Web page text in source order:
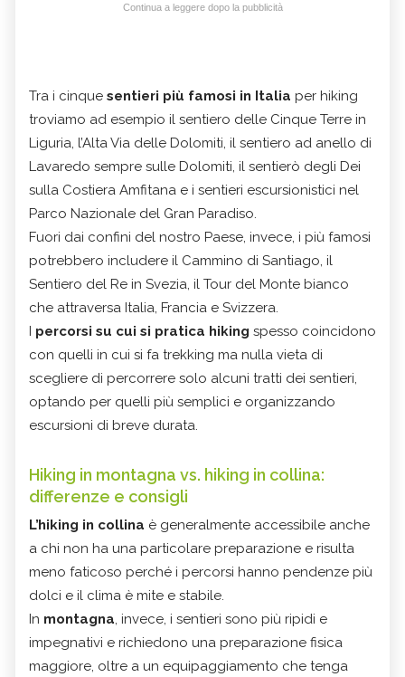
Continua a leggere dopo la pubblicità
Tra i cinque sentieri più famosi in Italia per hiking
troviamo ad esempio il sentiero delle Cinque Terre in
Liguria, l’Alta Via delle Dolomiti, il sentiero ad anello di
Lavaredo sempre sulle Dolomiti, il sentierò degli Dei
sulla Costiera Amfitana e i sentieri escursionistici nel
Parco Nazionale del Gran Paradiso.
Fuori dai confini del nostro Paese, invece, i più famosi
potrebbero includere il Cammino di Santiago, il
Sentiero del Re in Svezia, il Tour del Monte bianco
che attraversa Italia, Francia e Svizzera.
I percorsi su cui si pratica hiking spesso coincidono
con quelli in cui si fa trekking ma nulla vieta di
scegliere di percorrere solo alcuni tratti dei sentieri,
optando per quelli più semplici e organizzando
escursioni di breve durata.
Hiking in montagna vs. hiking in collina:
differenze e consigli
L’hiking in collina è generalmente accessibile anche
a chi non ha una particolare preparazione e risulta
meno faticoso perché i percorsi hanno pendenze più
dolci e il clima è mite e stabile.
In montagna, invece, i sentieri sono più ripidi e
impegnativi e richiedono una preparazione fisica
maggiore, oltre a un equipaggiamento che tenga